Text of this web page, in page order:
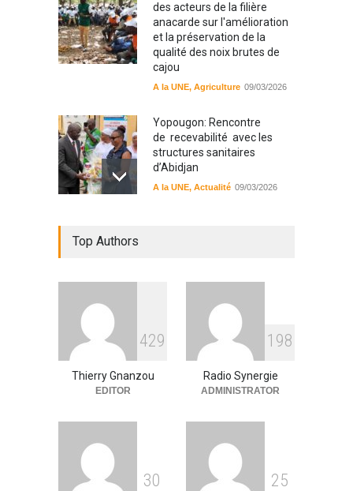
des acteurs de la filière
anacarde sur l'amélioration
et la préservation de la
qualité des noix brutes de
cajou
A la UNE, Agriculture 09/03/2026
Yopougon: Rencontre
de recevabilité avec les
structures sanitaires
d’Abidjan
A la UNE, Actualité 09/03/2026
RFI Forme ses journalistes et
techniciens radios
partenaires.
Actualité 09/03/2026
Top Authors
429
Thierry Gnanzou
EDITOR
1 98
Radio Synergie
ADMINISTRATOR
30 25